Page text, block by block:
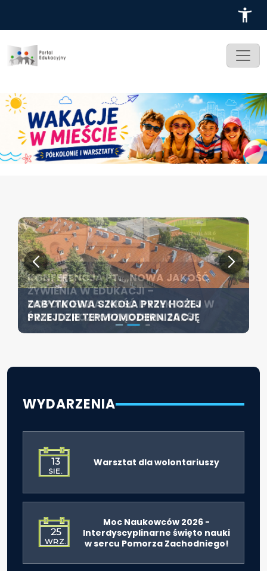
ZABYTKOWA SZKOŁA PRZY HOŻEJ
PRZEJDZIE TERMOMODERNIZACJĘ
KONFERENCJA PT. „NOWA JAKOŚĆ
ŻYWIENIA W EDUKACJI –
ODPOWIEDZIALNOŚĆ DYREKTORA W
ŚWIETLE ROZPORZĄDZENIA 2026”
SZCZECIN ROZWIJA EDUKACJĘ
WŁĄCZAJĄCĄ - NOWE
SPECJALISTYCZNE CENTRUM
ROZPOCZYNA DZIAŁALNOŚĆ
WYDARZENIA
13
SIE.
Warsztat dla wolontariuszy
25
WRZ.
Moc Naukowców 2026 -
Interdyscyplinarne święto nauki
w sercu Pomorza Zachodniego!